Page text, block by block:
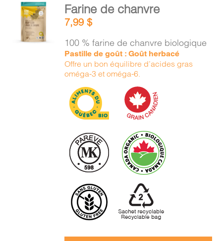
AJOUTER
AU
PANIER
/
Farine de chanvre
7,99$
100 % farine de chanvre biologique
Pastille de goût : Goût herbacé
Offre un bon équilibre d’acides gras
oméga-3 et oméga-6.